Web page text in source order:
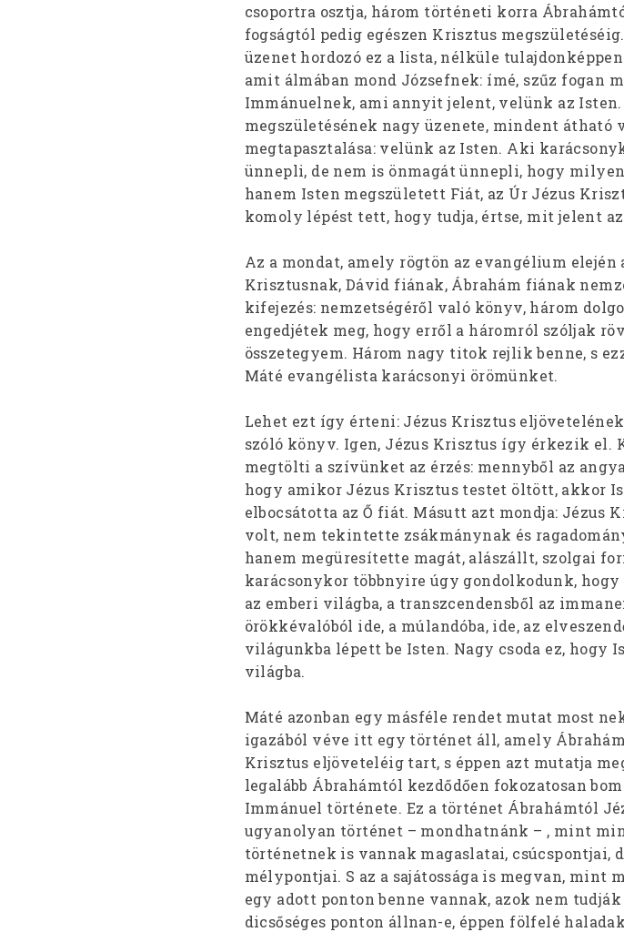
csoportra osztja, három történeti korra
fogságtól pedig egészen Krisztus
üzenet hordozó ez a lista, nélküle
amit álmában mond Józsefnek: ímé, szűz fogan
Immánuelnek, ami annyit jelent, velünk az
megszületésének nagy üzenete, mindent átható
megtapasztalása: velünk az Isten. Aki
ünnepli, de nem is önmagát ünnepli, hogy
hanem Isten megszületett Fiát, az Úr Jézus
komoly lépést tett, hogy tudja, értse, mit jelent
Az a mondat, amely rögtön az evangélium
Krisztusnak, Dávid fiának, Ábrahám fiának
kifejezés: nemzetségéről való könyv, három
engedjétek meg, hogy erről a háromról szóljak
összetegyem. Három nagy titok rejlik benne, s
Máté evangélista karácsonyi örömünket.
Lehet ezt így érteni: Jézus Krisztus
szóló könyv. Igen, Jézus Krisztus így érkezik el.
megtölti a szívünket az érzés: mennyből az
hogy amikor Jézus Krisztus testet öltött, akkor
elbocsátotta az Ő fiát. Másutt azt mondja: Jézus
volt, nem tekintette zsákmánynak és
hanem megüresítette magát, alászállt, szolgai
karácsonykor többnyire úgy gondolkodunk,
az emberi világba, a transzcendensből az
örökkévalóból ide, a múlandóba, ide, az
világunkba lépett be Isten. Nagy csoda ez, hogy
világba.
Máté azonban egy másféle rendet mutat most
igazából véve itt egy történet áll, amely
Krisztus eljöveteléig tart, s éppen azt mutatja
legalább Ábrahámtól kezdődően fokozatosan
Immánuel története. Ez a történet Ábrahámtól
ugyanolyan történet – mondhatnánk – , mint
történetnek is vannak magaslatai, csúcspontjai,
mélypontjai. S az a sajátossága is megvan, mint
egy adott ponton benne vannak, azok nem
dicsőséges ponton állnan-e, éppen fölfelé